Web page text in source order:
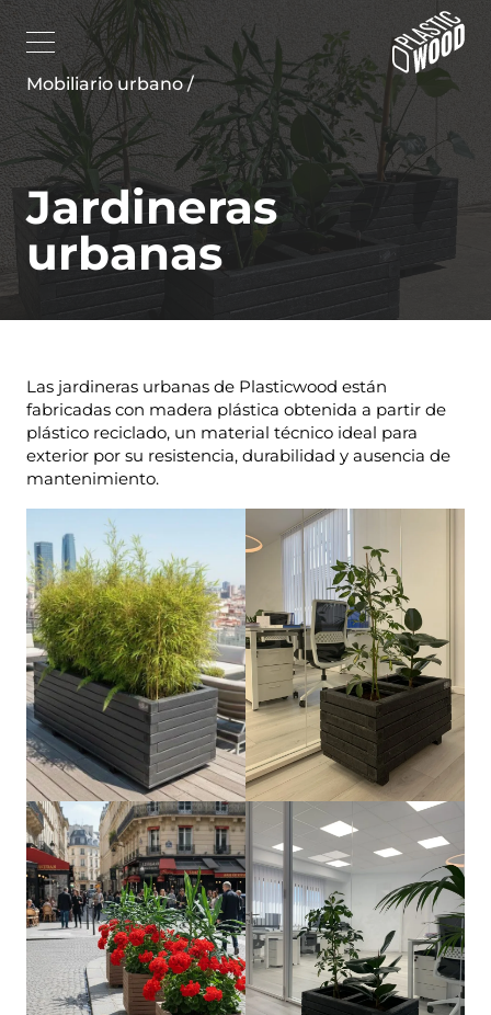
Mobiliario urbano /
Jardineras
urbanas
Las jardineras urbanas de Plasticwood están
fabricadas con madera plástica obtenida a partir de
plástico reciclado, un material técnico ideal para
exterior por su resistencia, durabilidad y ausencia de
mantenimiento.